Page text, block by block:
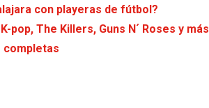
con playeras de fútbol?
The Killers, Guns N´ Roses y más
completas